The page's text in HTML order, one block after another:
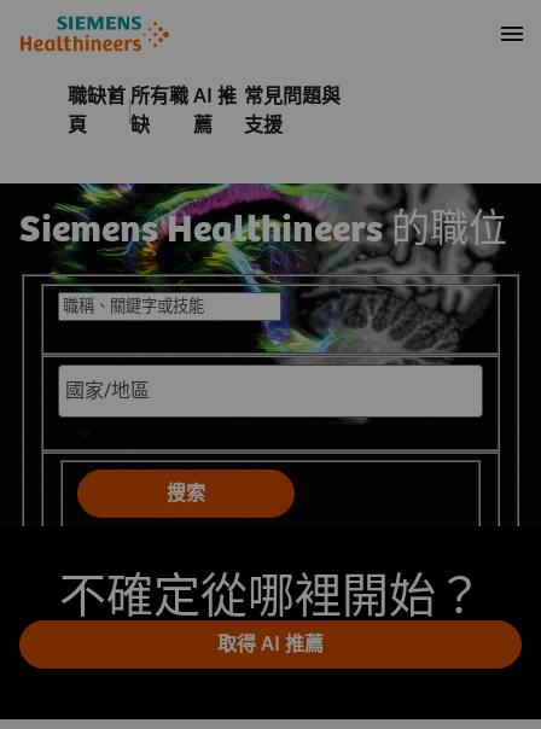
職缺首
頁
所有職
缺
AI 推
薦
常見問題與
支援
Siemens Healthineers 的職位
搜尋現有職位
搜索
不確定從哪裡開始？
取得 AI 推薦